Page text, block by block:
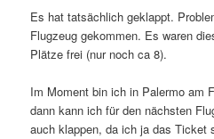
Es hat tatsächlich geklappt.
Flugzeug gekommen. Es waren
Plätze frei (nur noch ca 8).
Im Moment bin ich in Palermo am
dann kann ich für den nächsten
auch klappen, da ich ja das Ticket